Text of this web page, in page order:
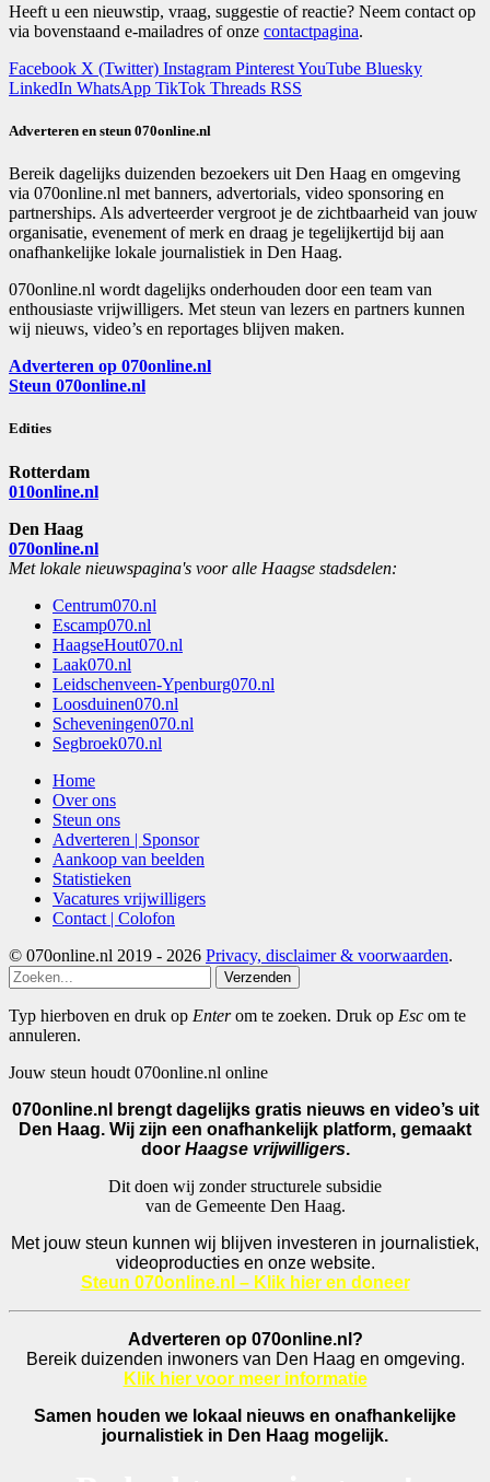
Heeft u een nieuwstip, vraag, suggestie of reactie? Neem contact op
via bovenstaand e-mailadres of onze contactpagina.
Facebook X (Twitter) Instagram PinterestYouTube Bluesky
LinkedIn WhatsApp TikTok Threads RSS
Adverteren en steun 070online.nl
Bereik dagelijks duizenden bezoekers uit Den Haag en omgeving
via 070online.nl met banners, advertorials, video sponsoring en
partnerships. Als adverteerder vergroot je de zichtbaarheid van jouw
organisatie, evenement of merk en draag je tegelijkertijd bij aan
onafhankelijke lokale journalistiek in Den Haag.
070online.nl wordt dagelijks onderhouden door een team van
enthousiaste vrijwilligers. Met steun van lezers en partners kunnen
wij nieuws, video’s en reportages blijven maken.
Adverteren op 070online.nl
Steun 070online.nl
Edities
Rotterdam
010online.nl
Den Haag
070online.nl
Met lokale nieuwspagina's voor alle Haagse stadsdelen:
Centrum070.nl
Escamp070.nl
HaagseHout070.nl
Laak070.nl
Leidschenveen-Ypenburg070.nl
Loosduinen070.nl
Scheveningen070.nl
Segbroek070.nl
Home
Over ons
Steun ons
Adverteren | Sponsor
Aankoop van beelden
Statistieken
Vacatures vrijwilligers
Contact | Colofon
© 070online.nl 2019 - 2026 Privacy, disclaimer & voorwaarden.
Verzenden
Typ hierboven en druk op Enterom te zoeken. Druk op Esc om te
annuleren.
Jouw steun houdt 070online.nl online
070online.nl brengt dagelijks gratis nieuws en video’s uit
Den Haag. Wij zijn een onafhankelijk platform, gemaakt
door Haagse vrijwilligers.
Dit doen wij zonder structurele subsidie
van de Gemeente Den Haag.
Met jouw steun kunnen wij blijven investeren in journalistiek,
videoproducties en onze website.
Steun 070online.nl – Klik hier en doneer
Adverteren op 070online.nl?
Bereik duizenden inwoners van Den Haag en omgeving.
Klik hier voor meer informatie
Samen houden we lokaal nieuws en onafhankelijke
journalistiek in Den Haag mogelijk.